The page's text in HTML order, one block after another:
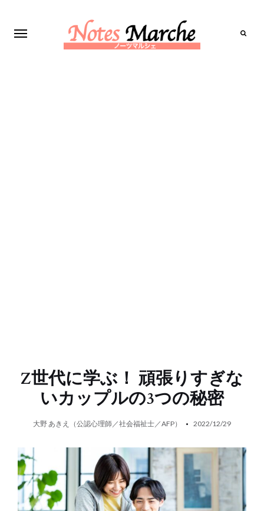
Z世代に学ぶ！ 頑張りすぎな
いカップルの3つの秘密
大野 あきえ（公認心理師／社会福祉士／AFP） 2022/12/29